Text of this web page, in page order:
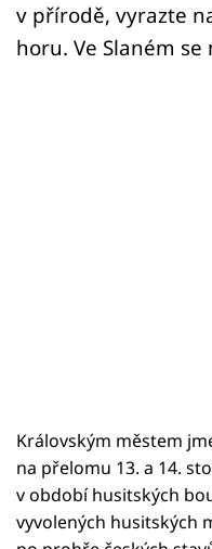
v přírodě, vyrazte
horu. Ve Slaném
Královským městem
na přelomu 13. a 14.
v období husitských
vyvolených husitských